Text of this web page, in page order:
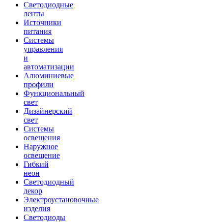
Светодиодные
ленты
Источники
питания
Системы
управления
и
автоматизации
Алюминиевые
профили
Функциональный
свет
Дизайнерский
свет
Системы
освещения
Наружное
освещение
Гибкий
неон
Светодиодный
декор
Электроустановочные
изделия
Светодиоды